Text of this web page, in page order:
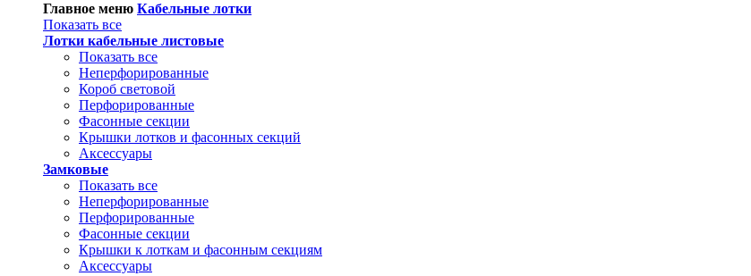
Главное меню Кабельные лотки
Показать все
Лотки кабельные листовые
Показать все
Неперфорированные
Короб световой
Перфорированные
Фасонные секции
Крышки лотков и фасонных секций
Аксессуары
Замковые
Показать все
Неперфорированные
Перфорированные
Фасонные секции
Крышки к лоткам и фасонным секциям
Аксессуары